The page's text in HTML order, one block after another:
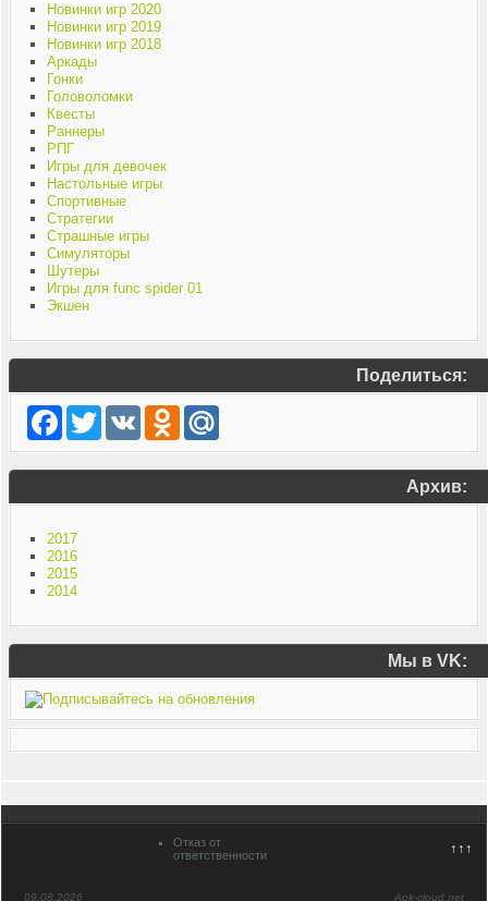
Новинки игр 2020
Новинки игр 2019
Новинки игр 2018
Аркады
Гонки
Головоломки
Квесты
Раннеры
РПГ
Игры для девочек
Настольные игры
Спортивные
Стратегии
Страшные игры
Симуляторы
Шутеры
Игры для func spider 01
Экшен
Поделиться:
Facebook
TwitterVK Odnoklassniki
Mail.Ru
Архив:
2017
2016
2015
2014
Мы в VK:
↑↑↑
Отказ от
ответственности
09.08.2026 Apk-cloud.net